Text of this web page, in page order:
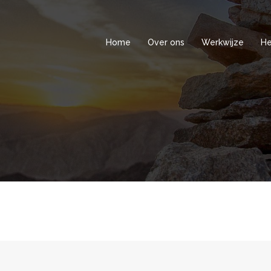
Home Over ons Werkwijze